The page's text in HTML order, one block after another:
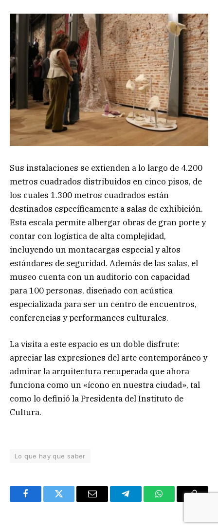
Sus instalaciones se extienden a lo largo de 4.200
metros cuadrados distribuidos en cinco pisos, de
los cuales 1.300 metros cuadrados están
destinados específicamente a salas de exhibición.
Esta escala permite albergar obras de gran porte y
contar con logística de alta complejidad,
incluyendo un montacargas especial y altos
estándares de seguridad. Además de las salas, el
museo cuenta con un auditorio con capacidad
para 100 personas, diseñado con acústica
especializada para ser un centro de encuentros,
conferencias y performances culturales.
La visita a este espacio es un doble disfrute:
apreciar las expresiones del arte contemporáneo y
admirar la arquitectura recuperada que ahora
funciona como un «ícono en nuestra ciudad», tal
como lo definió la Presidenta del Instituto de
Cultura.
Lo que hay que saber
FacebookTwitter Email TelegramWhatsApp